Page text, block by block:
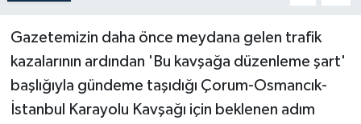
Gazetemizin daha önce meydana gelen trafik
kazalarının ardından 'Bu kavşağa düzenleme şart'
başlığıyla gündeme taşıdığı Çorum-Osmancık-
İstanbul Karayolu Kavşağı için beklenen adım